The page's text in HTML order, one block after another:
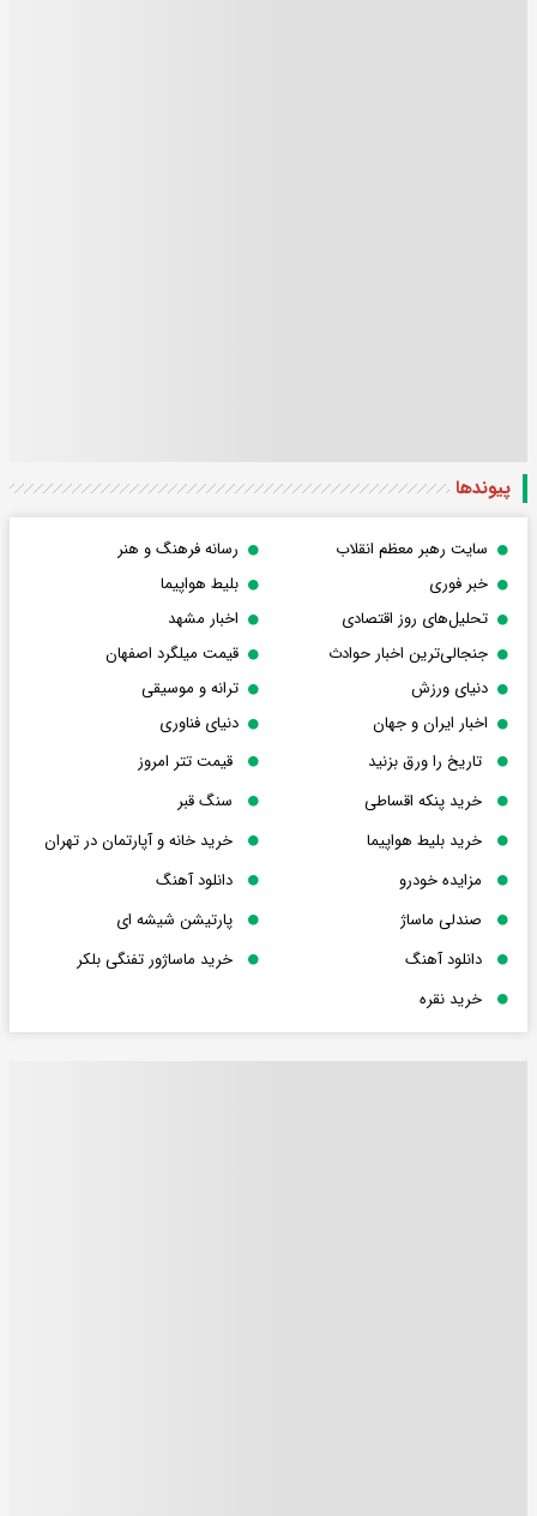
پیوندها
سایت رهبر معظم انقلاب
رسانه فرهنگ و هنر
خبر فوری
بلیط هواپیما
تحلیل‌های روز اقتصادی
اخبار مشهد
جنجالی‌ترین اخبار حوادث
قیمت میلگرد اصفهان
دنیای ورزش
ترانه و موسیقی
اخبار ایران و جهان
دنیای فناوری
تاریخ را ورق بزنید
قیمت تتر امروز
خرید پنکه اقساطی
سنگ قبر
خرید بلیط هواپیما
خرید خانه و آپارتمان در تهران
مزایده خودرو
دانلود آهنگ
صندلی ماساژ
پارتیشن شیشه ای
دانلود آهنگ
خرید ماساژور تفنگی بلکر
خرید نقره